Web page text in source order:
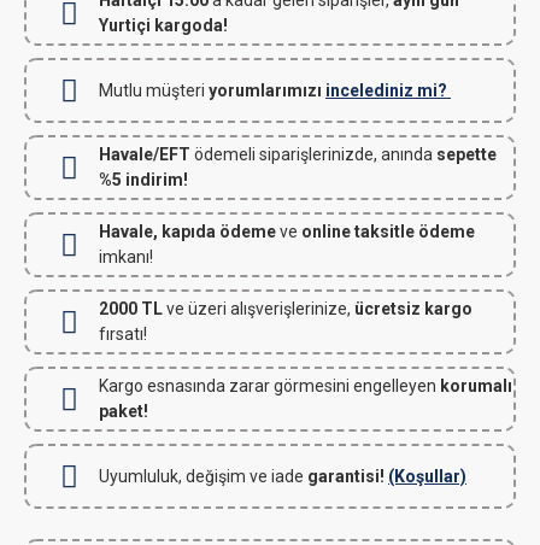
Yurtiçi kargoda!
Mutlu müşteri yorumlarımızı incelediniz mi?
Havale/EFT ödemeli siparişlerinizde, anında sepette
%5 indirim!
Havale, kapıda ödemeve online taksitle ödeme
imkanı!
2000 TLve üzeri alışverişlerinize, ücretsiz kargo
fırsatı!
Kargo esnasında zarar görmesini engelleyen korumalı
paket!
Uyumluluk, değişim ve iade garantisi! (Koşullar)